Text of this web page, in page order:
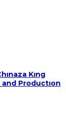
Kıng
and Productıon